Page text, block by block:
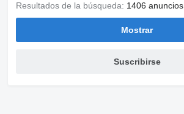
Resultados de la búsqueda: 1406 anuncios
Mostrar
Suscribirse